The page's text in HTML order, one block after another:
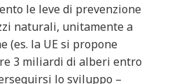
le leve di prevenzione
naturali, unitamente a
(es. la UE si propone
3 miliardi di alberi entro
lo sviluppo –